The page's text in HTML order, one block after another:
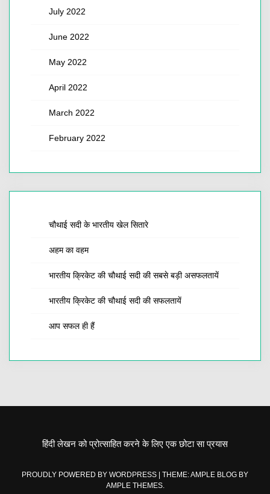
July 2022
June 2022
May 2022
April 2022
March 2022
February 2022
चौथाई सदी के भारतीय खेल सितारे
अहम का वहम
भारतीय क्रिकेट की चौथाई सदी की सबसे बड़ी असफलतायें
भारतीय क्रिकेट की चौथाई सदी की सफलतायें
आप सफल ही हैं
हिंदी लेखन को प्रोत्साहित करने के लिए एक छोटा सा प्रयास
PROUDLY POWERED BY WORDPRESS
THEME: AMPLE BLOG BY
AMPLE THEMES.